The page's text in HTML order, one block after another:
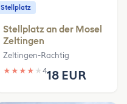
Stellplatz
Stellplatz an der Mosel
Zeltingen
Zeltingen-Rachtig
★ ★ ★ ★ ★ 418 EUR